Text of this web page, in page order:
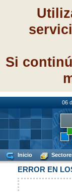
Si
Inicio
ERROR EN